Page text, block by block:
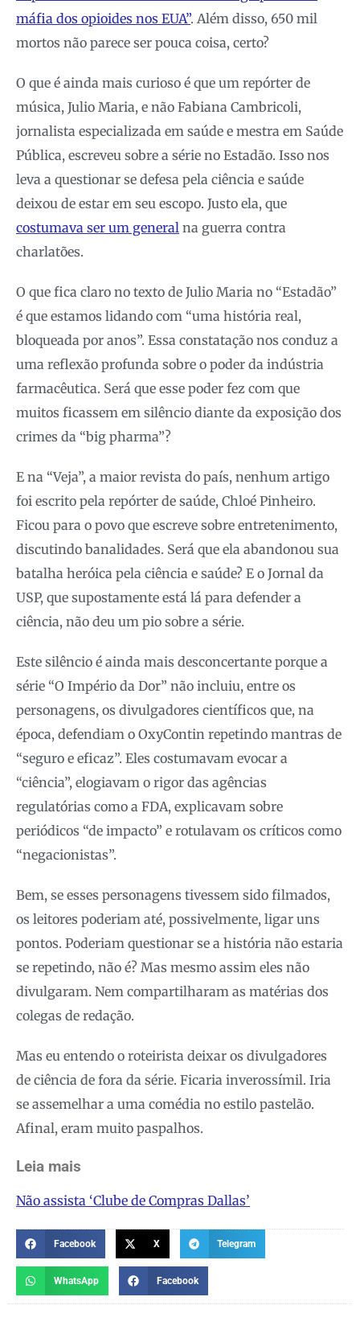
máfia dos opioides nos EUA”. Além disso, 650 mil
mortos não parece ser pouca coisa, certo?
O que é ainda mais curioso é que um repórter de
música, Julio Maria, e não Fabiana Cambricoli,
jornalista especializada em saúde e mestra em Saúde
Pública, escreveu sobre a série no Estadão. Isso nos
leva a questionar se defesa pela ciência e saúde
deixou de estar em seu escopo. Justo ela, que
costumava ser um general na guerra contra
charlatões.
O que fica claro no texto de Julio Maria no “Estadão”
é que estamos lidando com “uma história real,
bloqueada por anos”. Essa constatação nos conduz a
uma reflexão profunda sobre o poder da indústria
farmacêutica. Será que esse poder fez com que
muitos ficassem em silêncio diante da exposição dos
crimes da “big pharma”?
E na “Veja”, a maior revista do país, nenhum artigo
foi escrito pela repórter de saúde, Chloé Pinheiro.
Ficou para o povo que escreve sobre entretenimento,
discutindo banalidades. Será que ela abandonou sua
batalha heróica pela ciência e saúde? E o Jornal da
USP, que supostamente está lá para defender a
ciência, não deu um pio sobre a série.
Este silêncio é ainda mais desconcertante porque a
série “O Império da Dor” não incluiu, entre os
personagens, os divulgadores científicos que, na
época, defendiam o OxyContin repetindo mantras de
“seguro e eficaz”. Eles costumavam evocar a
“ciência”, elogiavam o rigor das agências
regulatórias como a FDA, explicavam sobre
periódicos “de impacto” e rotulavam os críticos como
“negacionistas”.
Bem, se esses personagens tivessem sido filmados,
os leitores poderiam até, possivelmente, ligar uns
pontos. Poderiam questionar se a história não estaria
se repetindo, não é? Mas mesmo assim eles não
divulgaram. Nem compartilharam as matérias dos
colegas de redação.
Mas eu entendo o roteirista deixar os divulgadores
de ciência de fora da série. Ficaria inverossímil. Iria
se assemelhar a uma comédia no estilo pastelão.
Afinal, eram muito paspalhos.
Leia mais
Não assista ‘Clube de Compras Dallas’
Facebook X Telegram
WhatsApp Facebook